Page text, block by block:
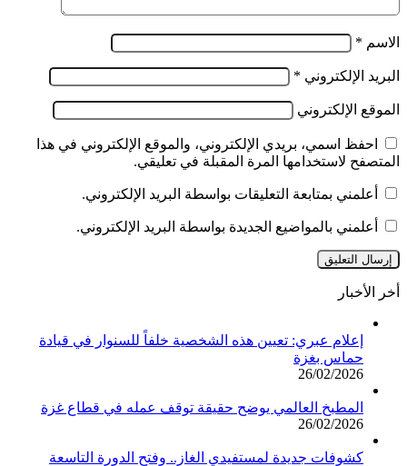
الاسم *
البريد الإلكتروني *
الموقع الإلكتروني
احفظ اسمي، بريدي الإلكتروني، والموقع الإلكتروني في هذا
المتصفح لاستخدامها المرة المقبلة في تعليقي.
أعلمني بمتابعة التعليقات بواسطة البريد الإلكتروني.
أعلمني بالمواضيع الجديدة بواسطة البريد الإلكتروني.
أخر الأخبار
إعلام عبري: تعيين هذه الشخصية خلفاً للسنوار في قيادة
حماس بغزة
26/02/2026
المطبخ العالمي يوضح حقيقة توقف عمله في قطاع غزة
26/02/2026
كشوفات جديدة لمستفيدي الغاز.. وفتح الدورة التاسعة